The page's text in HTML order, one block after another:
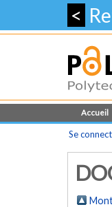
<
Accueil
Se